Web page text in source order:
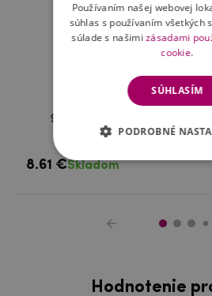
9H tvrdené sklo na mobil
8.61 €Skladom
Hodnotenie
Používaním našej webovej
súhlas s používaním všetkých
súlade s našimizásadami
cookie.
SÚHLASÍM
PODROBNÉ